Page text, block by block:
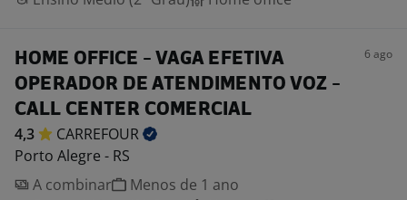
HOME OFFICE - VAGA EFETIVA
OPERADOR DE ATENDIMENTO VOZ -
CALL CENTER COMERCIAL
6 ago
4,3
CARREFOUR
Porto Alegre - RS
A combinar
Menos de 1 ano